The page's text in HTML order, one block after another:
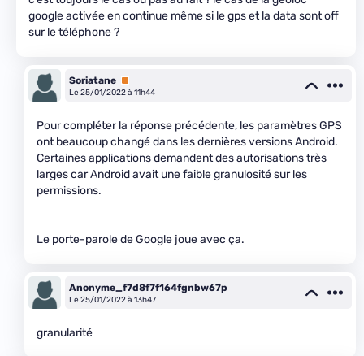
google activée en continue même si le gps et la data sont off
sur le téléphone ?
Soriatane Premium
Le 25/01/2022 à 11h44
Pour compléter la réponse précédente, les paramètres GPS
ont beaucoup changé dans les dernières versions Android.
Certaines applications demandent des autorisations très
larges car Android avait une faible granulosité sur les
permissions.
Le porte-parole de Google joue avec ça.
Anonyme_f7d8f7f164fgnbw67p
Le 25/01/2022 à 13h47
granularité